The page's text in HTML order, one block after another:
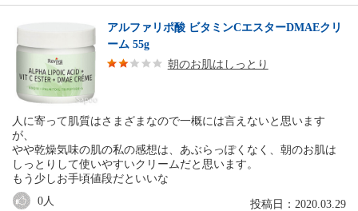
アルファリポ酸 ビタミンCエスターDMAEクリ
ーム 55g
朝のお肌はしっとり
人に寄って肌質はさまざまなので一概には言えないと思います
が、
やや乾燥気味の肌の私の感想は、あぶらっぽくなく、朝のお肌は
しっとりして使いやすいクリームだと思います。
もう少しお手頃値段だといいな
投稿日：2020.03.29
0 人